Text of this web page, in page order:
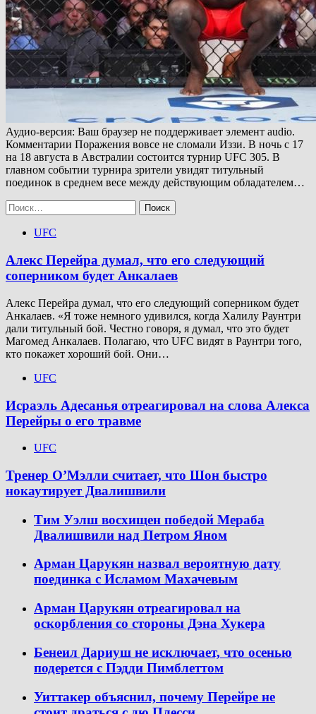
Аудио-версия: Ваш браузер не поддерживает элемент audio.
Комментарии Поражения вовсе не сломали Иззи. В ночь с 17
на 18 августа в Австралии состоится турнир UFC 305. В
главном событии турнира зрители увидят титульный
поединок в среднем весе между действующим обладателем…
Найти:
UFC
Алекс Перейра думал, что его следующий
соперником будет Анкалаев
Алекс Перейра думал, что его следующий соперником будет
Анкалаев. «Я тоже немного удивился, когда Халилу Раунтри
дали титульный бой. Честно говоря, я думал, что это будет
Магомед Анкалаев. Полагаю, что UFC видят в Раунтри того,
кто покажет хороший бой. Они…
UFC
Исраэль Адесанья отреагировал на слова Алекса
Перейры о его травме
UFC
Тренер О’Мэлли считает, что Шон быстро
нокаутирует Двалишвили
Тим Уэлш восхищен победой Мераба
Двалишвили над Петром Яном
Арман Царукян назвал вероятную дату
поединка с Исламом Махачевым
Арман Царукян отреагировал на
оскорбления со стороны Дэна Хукера
Бенеил Дариуш не исключает, что осенью
подерется с Пэдди Пимблеттом
Уиттакер объяснил, почему Перейре не